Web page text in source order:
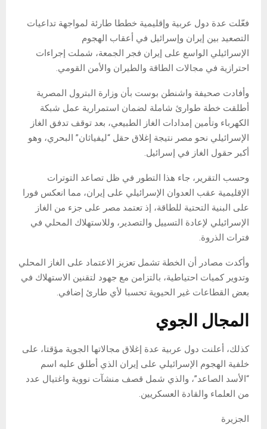
فعّلت عدة دول عربية وإقليمية خططا طارئة لمواجهة تداعيات
التصعيد بين إيران وإسرائيل في أعقاب الهجوم
الإسرائيلي الواسع على إيران فجر الجمعة، شملت إجراءات
احترازية في مجالات الطاقة والطيران والأمن القومي.
وأفادت صحيفة واشنطن بوست بأن وزارة البترول المصرية
أطلقت خطة طوارئ شاملة لضمان استمرارية عمل شبكة
الكهرباء وتأمين إمدادات الغاز الطبيعي، بعد توقف تدفق الغاز
الإسرائيلي نحو مصر نتيجة إغلاق حقل “ليفياثان” البحري، وهو
أكبر حقول الغاز في إسرائيل.
وحسب التقرير، جاء هذا التطور في ظل تصاعد التوترات
الإقليمية عقب العدوان الإسرائيلي على إيران، مما انعكس فورا
على البنية التحتية للطاقة، إذ تعتمد مصر على جزء من الغاز
الإسرائيلي لإعادة التسييل والتصدير، وللاستهلاك المحلي في
فترات الذروة.
وأكدت مصادر أن الخطة تشمل تعزيز الاعتماد على الغاز المحلي
وتدوير كميات احتياطية، بالتزامن مع جهود لتقنين الاستهلاك في
بعض القطاعات غير الحيوية تحسبا لأي طارئ إضافي.
المجال الجوي
كذلك، أعلنت دول عربية عدة إغلاق مجالاتها الجوية مؤقتا، على
خلفية الهجوم الإسرائيلي على إيران الذي أطلق عليه اسم
“الأسد الصاعد”، والذي شمل قصف منشآت نووية واغتيال عدد
من العلماء والقادة العسكريين.
الجزيرة